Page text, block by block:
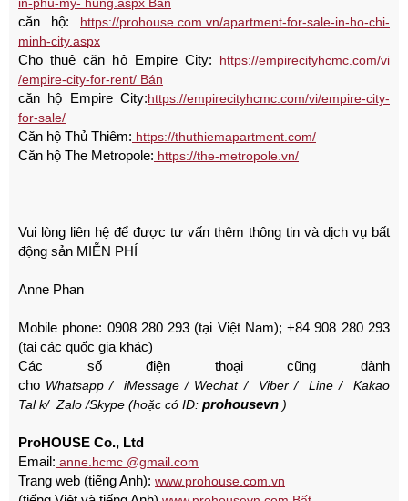
in-phu-my- hung.aspx Bán
căn hộ: https://prohouse.com.vn/apartment-for-sale-in-ho-chi-
minh-city.aspx
Cho thuê căn hộ Empire City: https://empirecityhcmc.com/vi
/empire-city-for-rent/ Bán
căn hộ Empire City:https://empirecityhcmc.com/vi/empire-city-
for-sale/
Căn hộ Thủ Thiêm: https://thuthiemapartment.com/
Căn hộ The Metropole: https://the-metropole.vn/
Vui lòng liên hệ để được tư vấn thêm thông tin và dịch vụ bất
động sản MIỄN PHÍ
Anne Phan
Mobile phone: 0908 280 293 (tại Việt Nam);+84 908 280 293
(tại các quốc gia khác)
Các số điện thoại cũng dành
cho Whatsapp/ iMessage/ Wechat/ Viber/ Line/
Kakao
Talk/ Zalo/Skype (hoặc có ID: prohousevn )
ProHOUSE Co., Ltd
Email: anne.hcmc @gmail.com
Trang web (tiếng Anh): www.prohouse.com.vn